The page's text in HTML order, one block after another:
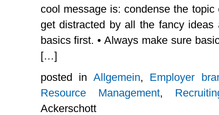
cool message is: condense the topic
get distracted by all the fancy ideas
basics first. • Always make sure
[…]
posted in Allgemein, Employer
Resource Management,
Ackerschott